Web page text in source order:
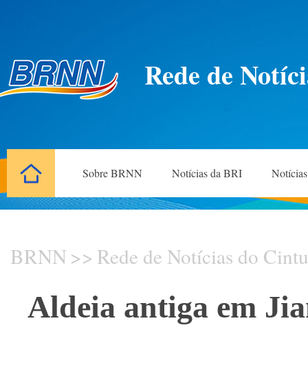
Rede de
Sobre BRNN Notícias da BRI
BRNN >> Rede de Notícias do
Aldeia antiga em